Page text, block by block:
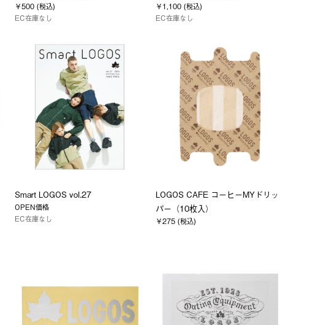
￥500 (税込)
EC在庫なし
￥1,100 (税込)
EC在庫なし
Smart LOGOS vol.27
OPEN価格
EC在庫なし
LOGOS CAFE コーヒーMYドリッ
パー（10枚入）
￥275 (税込)